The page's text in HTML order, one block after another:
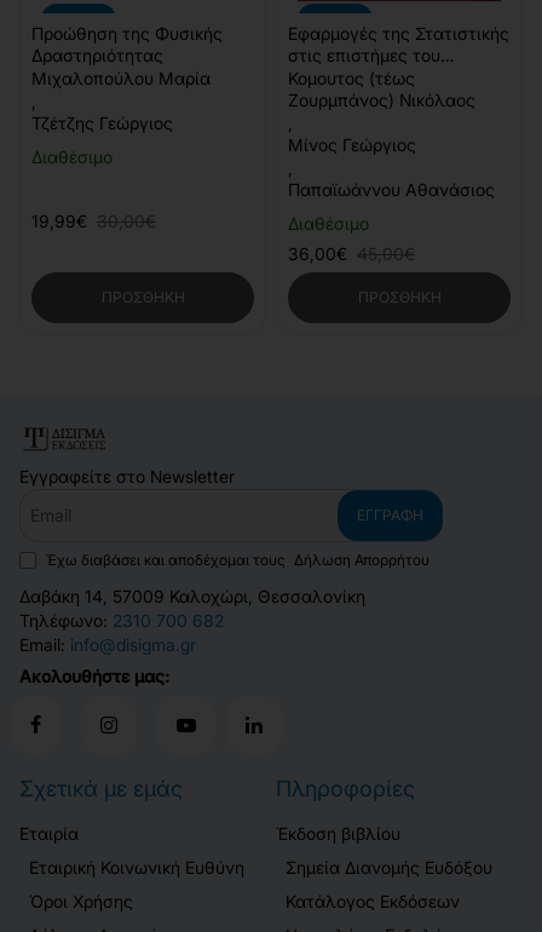
Διαθέσιμο
Προώθηση της Φυσικής
Δραστηριότητας
Μιχαλοπούλου Μαρία
Τζέτζης Γεώργιος
19,99€ 30,00€
ΠΡΟΣΘΉΚΗ
Διαθέσιμο
Εφαρμογές της Στατιστικής
στις επιστήμες του
Αθλητισμού & της Υγείας
Κομουτος (τέως
Ζουρμπάνος) Νικόλαος
Μίνος Γεώργιος
Παπαϊωάννου Αθανάσιος
36,00€ 45,00€
ΠΡΟΣΘΉΚΗ
Εγγραφείτε στο Newsletter
ΕΓΓΡΑΦΉ
Έχω διαβάσει και αποδέχομαι τους Δήλωση Απορρήτου
Δαβάκη 14, 57009 Καλοχώρι, Θεσσαλονίκη
Τηλέφωνο: 2310 700 682
Email: info@disigma.gr
Ακολουθήστε μας:
Σχετικά με εμάς
Εταιρία
Εταιρική Κοινωνική Ευθύνη
Όροι Χρήσης
Πληροφορίες
Έκδοση βιβλίου
Σημεία Διανομής Ευδόξου
Κατάλογος Εκδόσεων